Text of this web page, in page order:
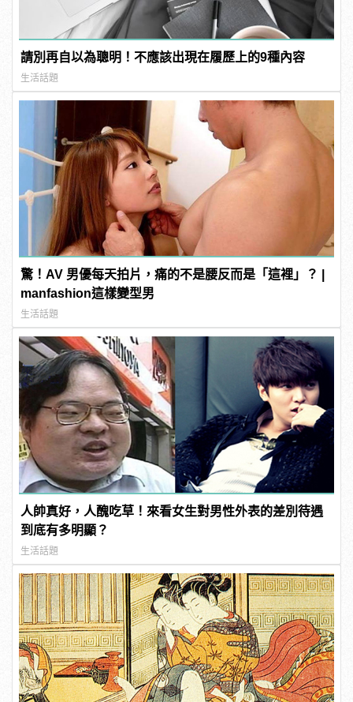
請別再自以為聰明！不應該出現在履歷上的9種內容
生活話題
驚！AV 男優每天拍片，痛的不是腰反而是「這裡」？ |
manfashion這樣變型男
生活話題
人帥真好，人醜吃草！來看女生對男性外表的差別待遇
到底有多明顯？
生活話題